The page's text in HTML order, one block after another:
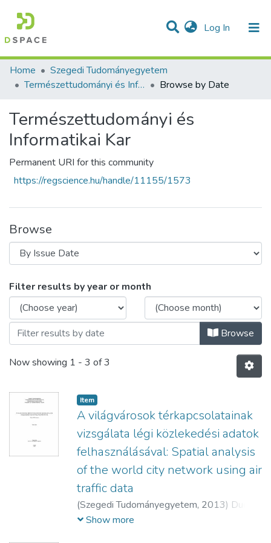
Log In (current)
Communities & Collections
All of DSpace
Home
Szegedi Tudományegyetem
Természettudományi és Informatikai Kar
Browse by Date
Természettudományi és
Informatikai Kar
Permanent URI for this community
https://regscience.hu/handle/11155/1573
Browse
Browsing Természettudományi és
Filter results by year or month
Browse
Now showing 1 - 3 of 3
Item
A világvárosok térkapcsolatainak
vizsgálata légi közlekedési adatok
felhasználásával: Spatial analysis
of the world city network using air
traffic data
(Szegedi Tudományegyetem, 2013) Dudás,
Gábor
Show more